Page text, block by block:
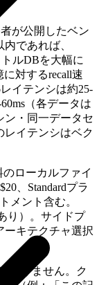
が公開したベン
であれば、
ルDBを大幅に
に対するrecall速
イテンシは約25-
60ms（各データは
ン・同一データセ
レイテンシはベク
ローカルファイ
、Standardプラ
メント含む。
り）。サイドプ
ーキテクチャ選択
ありません。ク